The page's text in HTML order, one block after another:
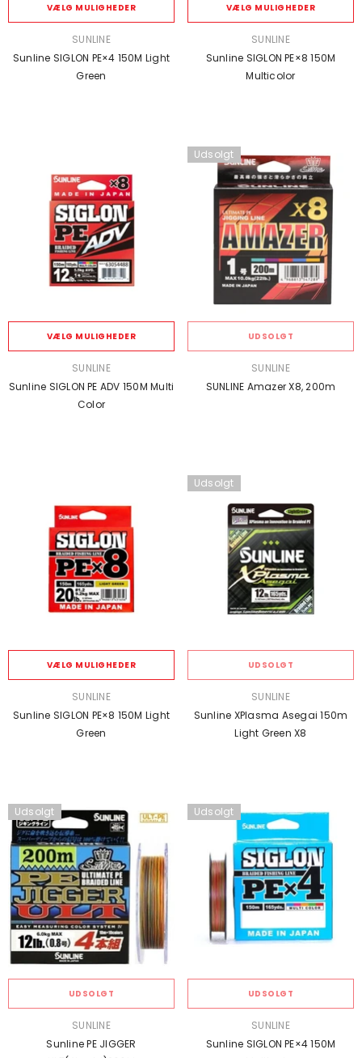
VÆLG MULIGHEDER
SUNLINE
Sunline SIGLON PE×4 150M Light
Green
VÆLG MULIGHEDER
SUNLINE
Sunline SIGLON PE×8 150M
Multicolor
VÆLG MULIGHEDER
SUNLINE
Sunline SIGLON PE ADV 150M Multi
Color
Udsolgt
UDSOLGT
SUNLINE
SUNLINE Amazer X8, 200m
VÆLG MULIGHEDER
SUNLINE
Sunline SIGLON PE×8 150M Light
Green
Udsolgt
UDSOLGT
SUNLINE
Sunline XPlasma Asegai 150m
Light Green X8
Udsolgt
UDSOLGT
SUNLINE
Sunline PE JIGGER
Udsolgt
UDSOLGT
SUNLINE
Sunline SIGLON PE×4 150M